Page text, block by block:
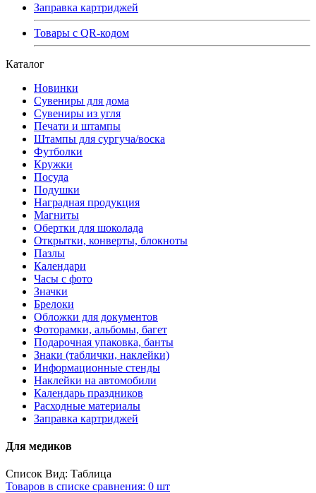
Заправка картриджей
Товары с QR-кодом
Каталог
Новинки
Сувениры для дома
Сувениры из угля
Печати и штампы
Штампы для сургуча/воска
Футболки
Кружки
Посуда
Подушки
Наградная продукция
Магниты
Обертки для шоколада
Открытки, конверты, блокноты
Пазлы
Календари
Часы с фото
Значки
Брелоки
Обложки для документов
Фоторамки, альбомы, багет
Подарочная упаковка, банты
Знаки (таблички, наклейки)
Информационные стенды
Наклейки на автомобили
Календарь праздников
Расходные материалы
Заправка картриджей
Для медиков
Список Вид: Таблица
Товаров в списке сравнения: 0 шт